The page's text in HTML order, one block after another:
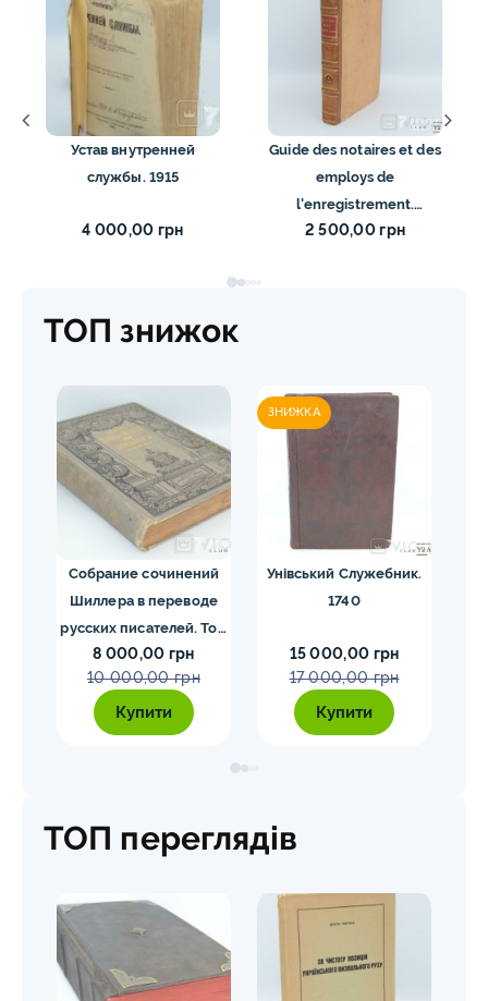
Устав внутренней
службы. 1915
4 000,00 грн
Guide des notaires et des
employs de
l'enregistrement.
Premier Volume. 1802
2 500,00 грн
ТОП знижок
Собрание сочинений
Шиллера в переводе
русских писателей. Том
1-4. Шиллер 1901-1902
гг.
8 000,00 грн
10 000,00 грн
Купити
ЗНИЖКА
Унівський Служебник.
1740
15 000,00 грн
17 000,00 грн
Купити
ТОП переглядів